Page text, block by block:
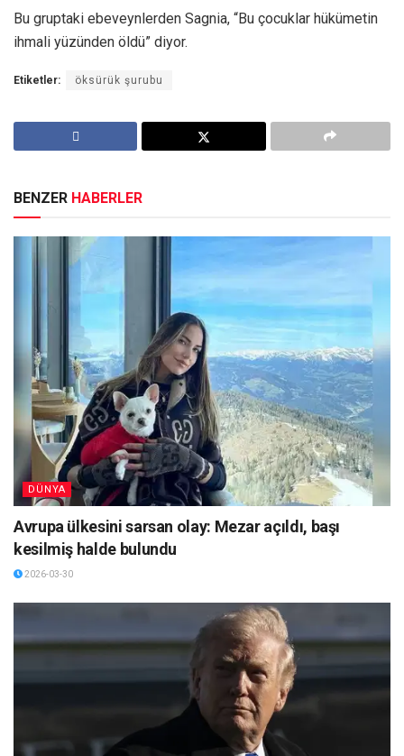
Bu gruptaki ebeveynlerden Sagnia, “Bu çocuklar hükümetin
ihmali yüzünden öldü” diyor.
Etiketler: öksürük şurubu
BENZER HABERLER
DÜNYA
Avrupa ülkesini sarsan olay: Mezar açıldı, başı
kesilmiş halde bulundu
2026-03-30